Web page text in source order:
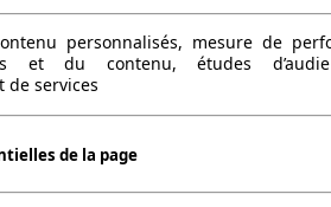
628 kg
5
5
(sans freins) 740 kg
(avec freins)
190 - 3030 l
personnalisés, mesure de
et du contenu, études
de services
de la page